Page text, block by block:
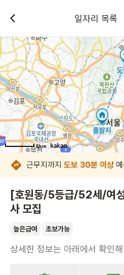
일자리 목록
8km
8km
8km
8km
8km
8km
8km
8km
근무지까지 도보 30분 이상
[호원동/5등급/52세/여
사 모집
높은급여 초보가능
상세한 정보는 아래에서 확인